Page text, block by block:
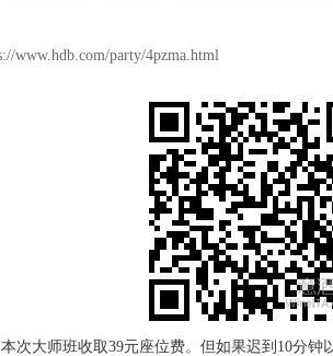
www.hdb.com/party/4pzma.html
次大师班收取39元座位费。但如果迟到10分